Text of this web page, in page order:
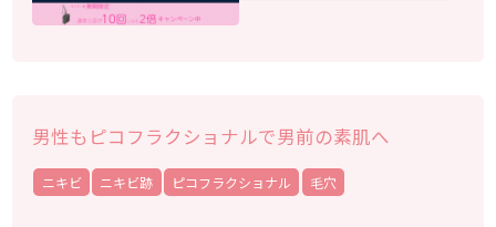
男性もピコフラクショナルで男前の素肌へ
ニキビ ニキビ跡 ピコフラクショナル 毛穴